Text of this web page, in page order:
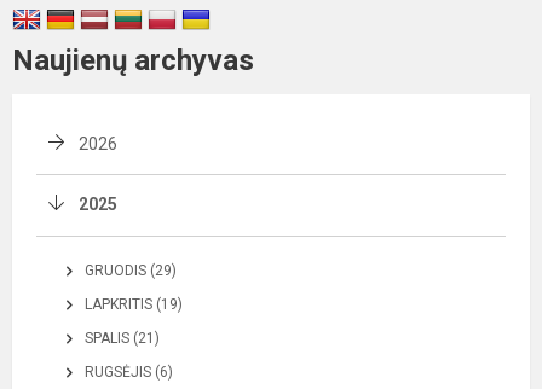
Naujienų archyvas
2026
2025
GRUODIS (29)
LAPKRITIS (19)
SPALIS (21)
RUGSĖJIS (6)